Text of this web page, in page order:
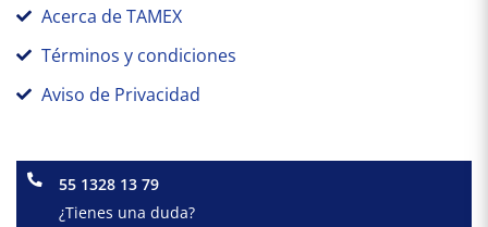
Acerca de TAMEX
Términos y condiciones
Aviso de Privacidad
55 1328 13 79
¿Tienes una duda?